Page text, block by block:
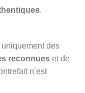
.
des
reconnues et de
n’est